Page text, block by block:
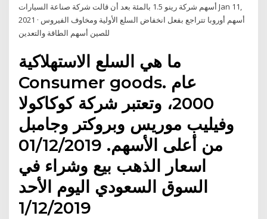
أسهم شركة رينو 1.5 بالمئة بعد أن قالت شركة صناعة السيارات Jan 11,
2021 · أسهم أوروبا تتراجع بفعل انخفاض السلع الأولية ومخاوف الفيروس
للصين أسهم الطاقة والتعدين
ما هي السلع الاستهلاكية
Consumer goods. عام
2000، وتعتبر شركة كوكاكولا
وفيليب موريس وبروكتر وجامبل
من أعلى الأسهم. 01/12/2019
اسعار الذهب بيع وشراء في
السوق السعودي اليوم الأحد
1/12/2019